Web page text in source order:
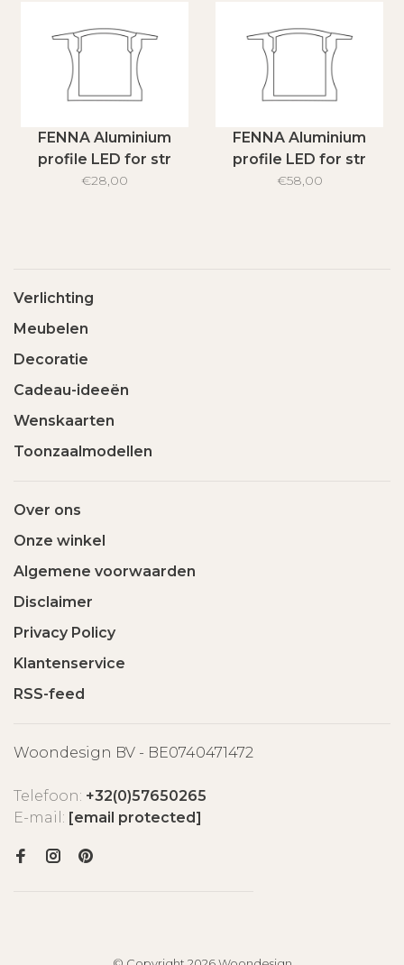
FENNA Aluminium
profile LED for str
€28,00
FENNA Aluminium
profile LED for str
€58,00
Verlichting
Meubelen
Decoratie
Cadeau-ideeën
Wenskaarten
Toonzaalmodellen
Over ons
Onze winkel
Algemene voorwaarden
Disclaimer
Privacy Policy
Klantenservice
RSS-feed
Woondesign BV - BE0740471472
Telefoon: +32(0)57650265
E-mail: [email protected]